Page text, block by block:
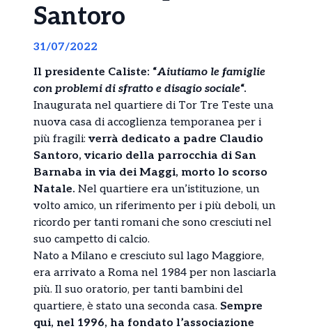
Santoro
31/07/2022
Il presidente Caliste: “Aiutiamo le famiglie
con problemi di sfratto e disagio sociale“.
Inaugurata nel quartiere di Tor Tre Teste una
nuova casa di accoglienza temporanea per i
più fragili: verrà dedicato a padre Claudio
Santoro, vicario della parrocchia di San
Barnaba in via dei Maggi, morto lo scorso
Natale. Nel quartiere era un’istituzione, un
volto amico, un riferimento per i più deboli, un
ricordo per tanti romani che sono cresciuti nel
suo campetto di calcio.
Nato a Milano e cresciuto sul lago Maggiore,
era arrivato a Roma nel 1984 per non lasciarla
più. Il suo oratorio, per tanti bambini del
quartiere, è stato una seconda casa. Sempre
qui, nel 1996, ha fondato l’associazione